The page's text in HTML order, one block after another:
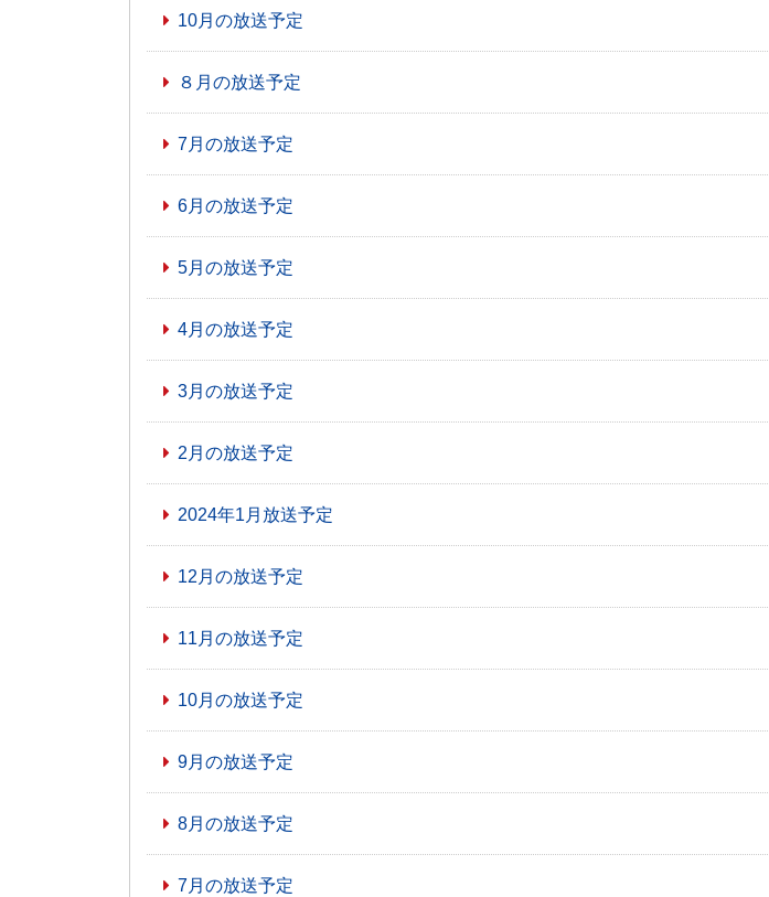
10月の放送予定
８月の放送予定
7月の放送予定
6月の放送予定
5月の放送予定
4月の放送予定
3月の放送予定
2月の放送予定
2024年1月放送予定
12月の放送予定
11月の放送予定
10月の放送予定
9月の放送予定
8月の放送予定
7月の放送予定